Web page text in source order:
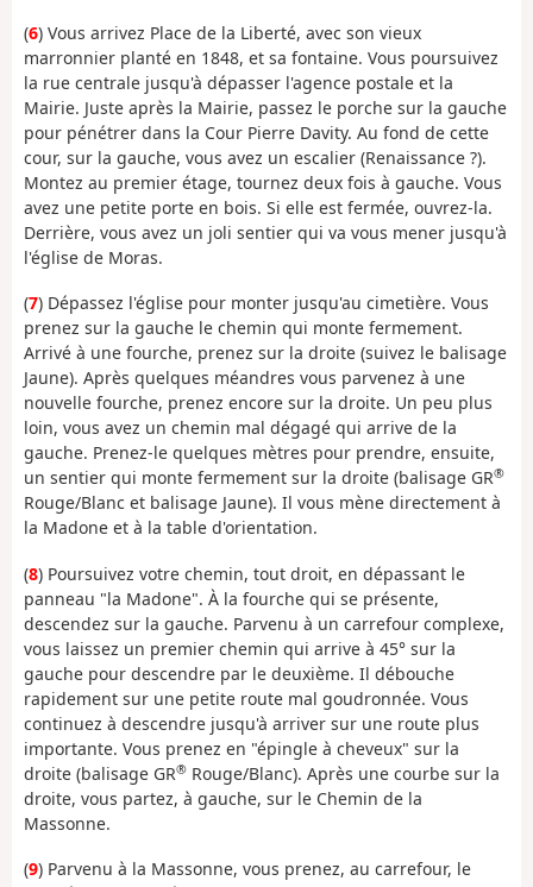
(6) Vous arrivez Place de la Liberté, avec son vieux
marronnier planté en 1848, et sa fontaine. Vous poursuivez
la rue centrale jusqu'à dépasser l'agence postale et la
Mairie. Juste après la Mairie, passez le porche sur la gauche
pour pénétrer dans la Cour Pierre Davity. Au fond de cette
cour, sur la gauche, vous avez un escalier (Renaissance ?).
Montez au premier étage, tournez deux fois à gauche. Vous
avez une petite porte en bois. Si elle est fermée, ouvrez-la.
Derrière, vous avez un joli sentier qui va vous mener jusqu'à
l'église de Moras.
(7) Dépassez l'église pour monter jusqu'au cimetière. Vous
prenez sur la gauche le chemin qui monte fermement.
Arrivé à une fourche, prenez sur la droite (suivez le balisage
Jaune). Après quelques méandres vous parvenez à une
nouvelle fourche, prenez encore sur la droite. Un peu plus
loin, vous avez un chemin mal dégagé qui arrive de la
gauche. Prenez-le quelques mètres pour prendre, ensuite,
un sentier qui monte fermement sur la droite (balisage GR®
Rouge/Blanc et balisage Jaune). Il vous mène directement à
la Madone et à la table d'orientation.
(8) Poursuivez votre chemin, tout droit, en dépassant le
panneau "la Madone". À la fourche qui se présente,
descendez sur la gauche. Parvenu à un carrefour complexe,
vous laissez un premier chemin qui arrive à 45° sur la
gauche pour descendre par le deuxième. Il débouche
rapidement sur une petite route mal goudronnée. Vous
continuez à descendre jusqu'à arriver sur une route plus
importante. Vous prenez en "épingle à cheveux" sur la
droite (balisage GR® Rouge/Blanc). Après une courbe sur la
droite, vous partez, à gauche, sur le Chemin de la
Massonne.
(9) Parvenu à la Massonne, vous prenez, au carrefour, le